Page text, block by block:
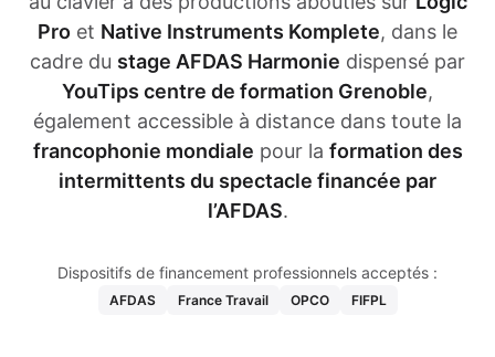
Pro et Native Instruments Komplete, dans le
cadre du stage AFDAS Harmonie dispensé par
YouTips centre de formation Grenoble,
également accessible à distance dans toute la
francophonie mondiale pour la formation des
intermittents du spectacle financée par
l’AFDAS.
Dispositifs de financement professionnels acceptés :
AFDAS France Travail OPCO FIFPL